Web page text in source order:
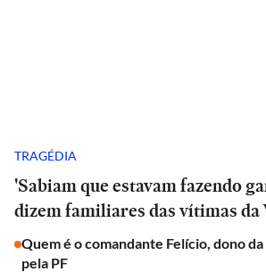
TRAGÉDIA
'Sabiam que estavam fazendo
dizem familiares das vítimas da
Quem é o comandante Felício, dono
pela PF